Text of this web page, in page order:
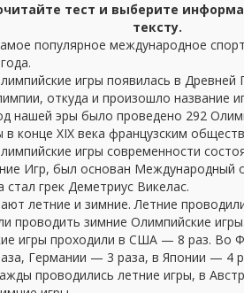
тест и выберите
тексту.
популярное международное
игры появилась в
откуда и произошло название
нашей эры было проведено 292
конце XIX века французским
игры современности
Игр, был основан Международный
грек Деметриус Викелас.
летние и зимние. Летние
проводить зимние Олимпийские
игры проходили в США — 8 раз. Во
Германии — 3 раза, в Японии — 4
проводились летние игры, в